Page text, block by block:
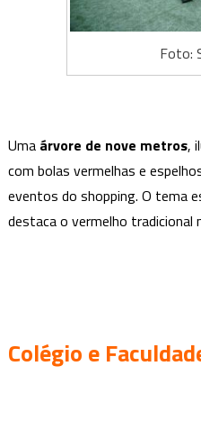
Foto:
Uma árvore de nove metros,
com bolas vermelhas e
eventos do shopping. O tema
destaca o vermelho tradicional
Colégio e